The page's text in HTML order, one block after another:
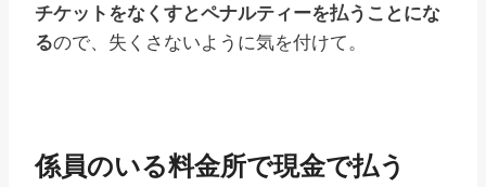
チケットをなくすとペナルティーを払うことにな
るので、失くさないように気を付けて。
係員のいる料金所で現金で払う